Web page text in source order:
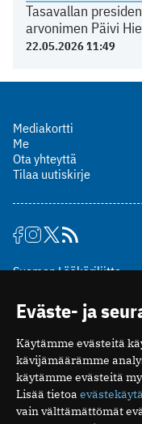
Tasavallan
arvonimen Päivi
22.05.2026 11:49
Mediakortti
Me
Ota yhteyttä
Tilaa uutiskirje
Suomen Lääkäriliitto
00510 Helsinki
puh. (09) 393 091
ISSN 2323-9476
Eväste- ja
Käytämme evästeitä
kävijämäärämme
käytämme evästeitä
Lisää tietoa
vain välttämättömät